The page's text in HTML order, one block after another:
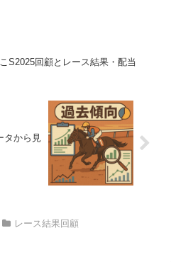
S2025回顧とレース結果・配当
タから見
レース結果回顧